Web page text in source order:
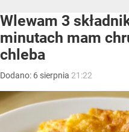
Wlewam 3
minutach mam
chleba
Dodano: 6 sierpnia 21:22